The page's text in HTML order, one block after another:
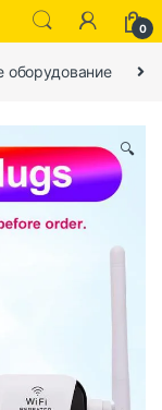
0
оборудование
🔍